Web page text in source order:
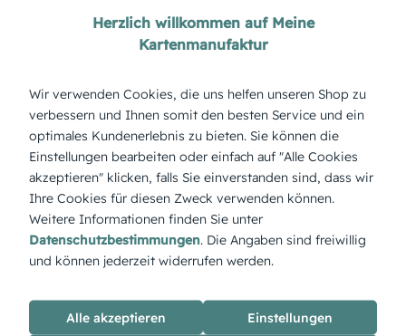
EINLADUNGSKARTEN 60.
GEBURTSTAG
Geburtstagseinladung
Parkuhr 60
EINLADUNGSKARTEN
GEBURTSTAG
Einladung zum 50.
Geburtstag Aquarell
ÜBERBLICK:
Herzlich willkommen auf Meine
Kartenmanufaktur
Wir verwenden Cookies, die uns helfen unseren Shop zu
verbessern und Ihnen somit den besten Service und ein
optimales Kundenerlebnis zu bieten. Sie können die
Einstellungen bearbeiten oder einfach auf "Alle Cookies
akzeptieren" klicken, falls Sie einverstanden sind, dass wir
Ihre Cookies für diesen Zweck verwenden können.
Weitere Informationen finden Sie unter
Datenschutzbestimmungen. Die Angaben sind freiwillig
und können jederzeit widerrufen werden.
Alle akzeptieren Einstellungen